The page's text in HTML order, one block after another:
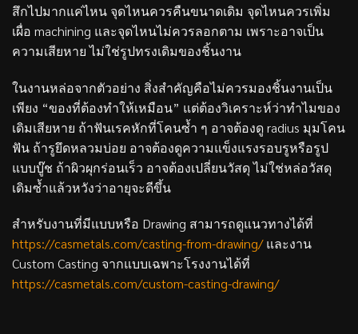
สึกไปมากแค่ไหน จุดไหนควรคืนขนาดเดิม จุดไหนควรเพิ่ม
เผื่อ machining และจุดไหนไม่ควรลอกตาม เพราะอาจเป็น
ความเสียหาย ไม่ใช่รูปทรงเดิมของชิ้นงาน
ในงานหล่อจากตัวอย่าง สิ่งสำคัญคือไม่ควรมองชิ้นงานเป็น
เพียง “ของที่ต้องทำให้เหมือน” แต่ต้องวิเคราะห์ว่าทำไมของ
เดิมเสียหาย ถ้าฟันเรคหักที่โคนซ้ำ ๆ อาจต้องดู radius มุมโคน
ฟัน ถ้ารูยึดหลวมบ่อย อาจต้องดูความแข็งแรงรอบรูหรือรูป
แบบบู๊ช ถ้าผิวผุกร่อนเร็ว อาจต้องเปลี่ยนวัสดุ ไม่ใช่หล่อวัสดุ
เดิมซ้ำแล้วหวังว่าอายุจะดีขึ้น
สำหรับงานที่มีแบบหรือ Drawing สามารถดูแนวทางได้ที่
https://casmetals.com/casting-from-drawing/และงาน
Custom Casting จากแบบเฉพาะโรงงานได้ที่
https://casmetals.com/custom-casting-drawing/